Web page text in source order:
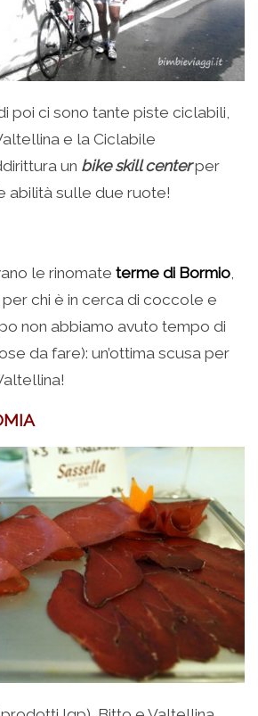
poi ci sono tante piste ciclabili,
e la Ciclabile
un bike skill centerper
abilità sulle due ruote!
le rinomate terme di Bormio,
chi è in cerca di coccole e
non abbiamo avuto tempo di
da fare): un’ottima scusa per